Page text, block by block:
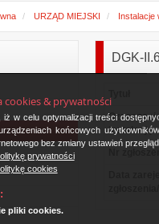
cookies & prywatności
iż w celu optymalizacji treści
końcowych
bez zmiany ustawień
prywatności
cookies
pliki cookies.
URZĄD MIEJSKI Instalacje
DGK-
instalację
Nr